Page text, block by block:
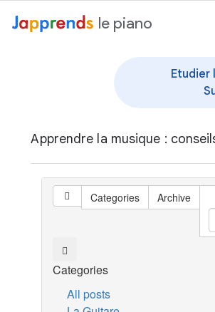
contenu le piano
Etudier
Apprendre la musique :
Categories Archive
Categories
All posts